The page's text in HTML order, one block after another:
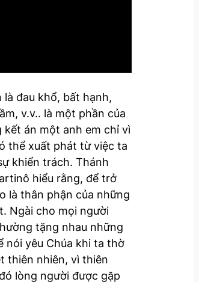
đau khổ, bất hạnh,
v.v.. là một phần của
án một anh em chỉ vì
thể xuất phát từ việc ta
khiển trách. Thánh
hiểu rằng, để trở
là thân phận của những
Ngài cho mọi người
tặng nhau những
nói yêu Chúa khi ta thờ
thiên nhiên, vì thiên
lòng người được gặp